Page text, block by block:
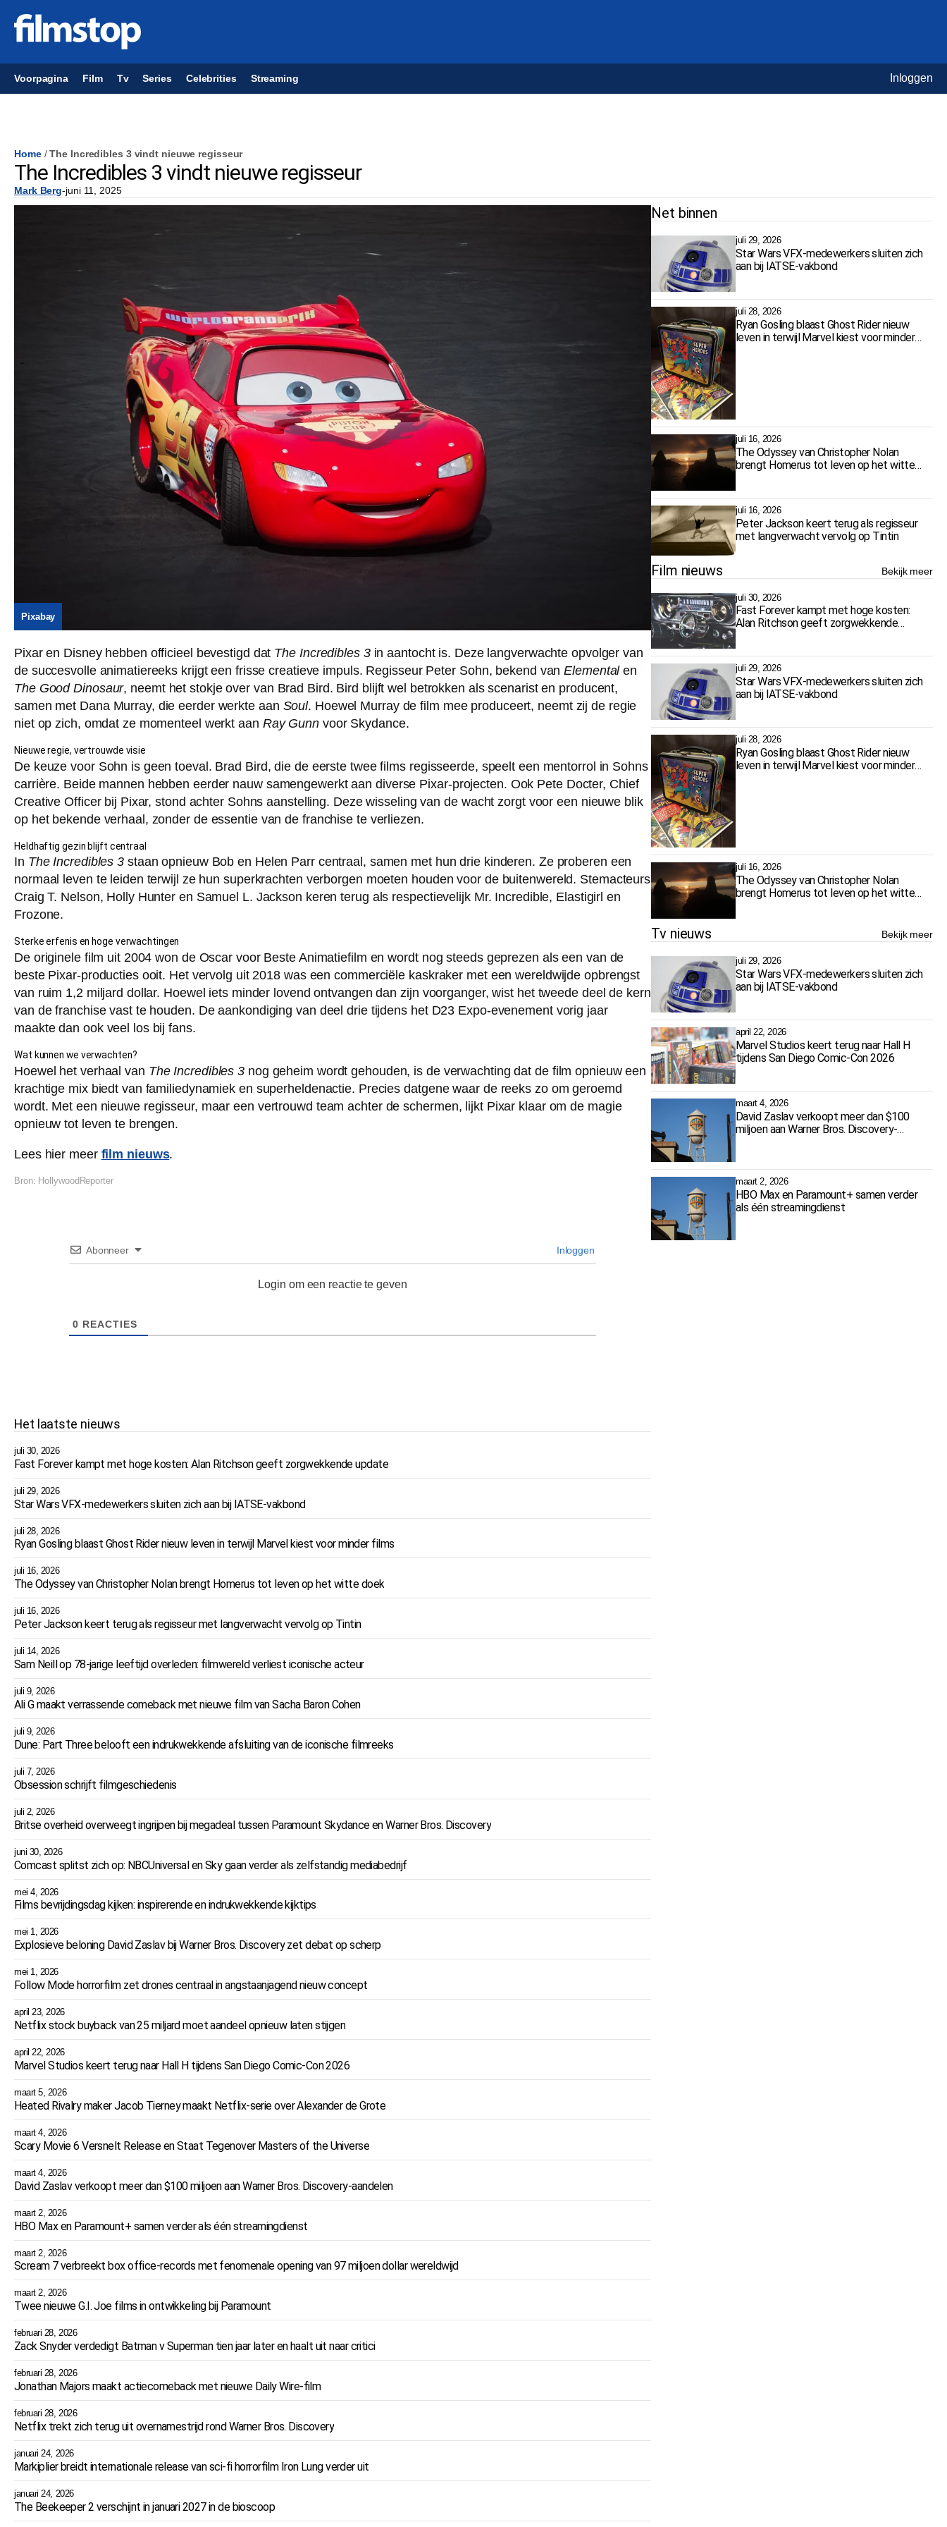
Voorpagina Film Tv Series Celebrities Streaming Inloggen
Home/The Incredibles 3 vindt nieuwe regisseur
The Incredibles 3 vindt nieuwe regisseur
Mark Berg-juni 11, 2025
Pixabay
Pixar en Disney hebben officieel bevestigd dat The Incredibles 3in aantocht is. Deze langverwachte opvolger van
de succesvolle animatiereeks krijgt een frisse creatieve impuls. Regisseur Peter Sohn, bekend vanElementalen
The Good Dinosaur, neemt het stokje over van Brad Bird. Bird blijft wel betrokken als scenarist en producent,
samen met Dana Murray, die eerder werkte aan Soul. Hoewel Murray de film mee produceert, neemt zij de regie
niet op zich, omdat ze momenteel werkt aan Ray Gunnvoor Skydance.
Nieuwe regie, vertrouwde visie
De keuze voor Sohn is geen toeval. Brad Bird, die de eerste twee films regisseerde, speelt een mentorrol in Sohns
carrière. Beide mannen hebben eerder nauw samengewerkt aan diverse Pixar-projecten. Ook Pete Docter, Chief
Creative Officer bij Pixar, stond achter Sohns aanstelling. Deze wisseling van de wacht zorgt voor een nieuwe blik
op het bekende verhaal, zonder de essentie van de franchise te verliezen.
Heldhaftig gezin blijft centraal
In The Incredibles 3 staan opnieuw Bob en Helen Parr centraal, samen met hun drie kinderen. Ze proberen een
normaal leven te leiden terwijl ze hun superkrachten verborgen moeten houden voor de buitenwereld. Stemacteurs
Craig T. Nelson, Holly Hunter en Samuel L. Jackson keren terug als respectievelijk Mr. Incredible, Elastigirl en
Frozone.
Sterke erfenis en hoge verwachtingen
De originele film uit 2004 won de Oscar voor Beste Animatiefilm en wordt nog steeds geprezen als een van de
beste Pixar-producties ooit. Het vervolg uit 2018 was een commerciële kaskraker met een wereldwijde opbrengst
van ruim 1,2 miljard dollar. Hoewel iets minder lovend ontvangen dan zijn voorganger, wist het tweede deel de kern
van de franchise vast te houden. De aankondiging van deel drie tijdens het D23 Expo-evenement vorig jaar
maakte dan ook veel los bij fans.
Wat kunnen we verwachten?
Hoewel het verhaal van The Incredibles 3 nog geheim wordt gehouden, is de verwachting dat de film opnieuw een
krachtige mix biedt van familiedynamiek en superheldenactie. Precies datgene waar de reeks zo om geroemd
wordt. Met een nieuwe regisseur, maar een vertrouwd team achter de schermen, lijkt Pixar klaar om de magie
opnieuw tot leven te brengen.
Lees hier meer film nieuws.
Bron: HollywoodReporter
Abonneer Inloggen
Login om een reactie te geven
0 REACTIES
Het laatste nieuws
juli 30, 2026
Fast Forever kampt met hoge kosten: Alan Ritchson geeft zorgwekkende update
juli 29, 2026
Star Wars VFX-medewerkers sluiten zich aan bij IATSE-vakbond
juli 28, 2026
Ryan Gosling blaast Ghost Rider nieuw leven in terwijl Marvel kiest voor minder films
juli 16, 2026
The Odyssey van Christopher Nolan brengt Homerus tot leven op het witte doek
juli 16, 2026
Peter Jackson keert terug als regisseur met langverwacht vervolg op Tintin
juli 14, 2026
Sam Neill op 78-jarige leeftijd overleden: filmwereld verliest iconische acteur
juli 9, 2026
Ali G maakt verrassende comeback met nieuwe film van Sacha Baron Cohen
juli 9, 2026
Dune: Part Three belooft een indrukwekkende afsluiting van de iconische filmreeks
juli 7, 2026
Obsession schrijft filmgeschiedenis
juli 2, 2026
Britse overheid overweegt ingrijpen bij megadeal tussen Paramount Skydance en Warner Bros. Discovery
juni 30, 2026
Comcast splitst zich op: NBCUniversal en Sky gaan verder als zelfstandig mediabedrijf
mei 4, 2026
Films bevrijdingsdag kijken: inspirerende en indrukwekkende kijktips
mei 1, 2026
Explosieve beloning David Zaslav bij Warner Bros. Discovery zet debat op scherp
mei 1, 2026
Follow Mode horrorfilm zet drones centraal in angstaanjagend nieuw concept
april 23, 2026
Netflix stock buyback van 25 miljard moet aandeel opnieuw laten stijgen
april 22, 2026
Marvel Studios keert terug naar Hall H tijdens San Diego Comic-Con 2026
maart 5, 2026
Heated Rivalry maker Jacob Tierney maakt Netflix-serie over Alexander de Grote
maart 4, 2026
Scary Movie 6 Versnelt Release en Staat Tegenover Masters of the Universe
maart 4, 2026
David Zaslav verkoopt meer dan $100 miljoen aan Warner Bros. Discovery-aandelen
maart 2, 2026
HBO Max en Paramount+ samen verder als één streamingdienst
maart 2, 2026
Scream 7 verbreekt box office-records met fenomenale opening van 97 miljoen dollar wereldwijd
maart 2, 2026
Twee nieuwe G.I. Joe films in ontwikkeling bij Paramount
februari 28, 2026
Zack Snyder verdedigt Batman v Superman tien jaar later en haalt uit naar critici
februari 28, 2026
Jonathan Majors maakt actiecomeback met nieuwe Daily Wire-film
februari 28, 2026
Netflix trekt zich terug uit overnamestrijd rond Warner Bros. Discovery
januari 24, 2026
Markiplier breidt internationale release van sci-fi horrorfilm Iron Lung verder uit
januari 24, 2026
The Beekeeper 2 verschijnt in januari 2027 in de bioscoop
Net binnen
juli 29, 2026
Star Wars VFX-medewerkers sluiten zich
aan bij IATSE-vakbond
juli 28, 2026
Ryan Gosling blaast Ghost Rider nieuw
leven in terwijl Marvel kiest voor minder
juli 16, 2026
The Odyssey van Christopher Nolan
brengt Homerus tot leven op het witte
juli 16, 2026
Peter Jackson keert terug als regisseur
met langverwacht vervolg op Tintin
Film nieuws Bekijk meer
juli 30, 2026
Fast Forever kampt met hoge kosten:
Alan Ritchson geeft zorgwekkende
juli 29, 2026
Star Wars VFX-medewerkers sluiten zich
aan bij IATSE-vakbond
juli 28, 2026
Ryan Gosling blaast Ghost Rider nieuw
leven in terwijl Marvel kiest voor minder
juli 16, 2026
The Odyssey van Christopher Nolan
brengt Homerus tot leven op het witte
Tv nieuws Bekijk meer
juli 29, 2026
Star Wars VFX-medewerkers sluiten zich
aan bij IATSE-vakbond
april 22, 2026
Marvel Studios keert terug naar Hall H
tijdens San Diego Comic-Con 2026
maart 4, 2026
David Zaslav verkoopt meer dan $100
miljoen aan Warner Bros. Discovery-
maart 2, 2026
HBO Max en Paramount+ samen verder
als één streamingdienst